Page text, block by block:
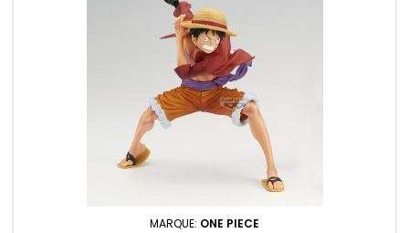
MARQUE: ONE PIECE